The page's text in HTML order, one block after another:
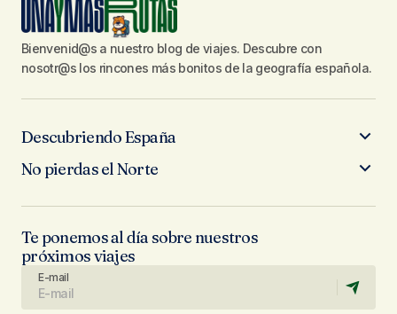
Bienvenid@s a nuestro blog de viajes. Descubre con
nosotr@s los rincones más bonitos de la geografía española.
Descubriendo España
No pierdas el Norte
Te ponemos al día sobre nuestros
próximos viajes
E-mail